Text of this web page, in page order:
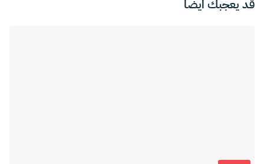
قد يعجبك ايضا